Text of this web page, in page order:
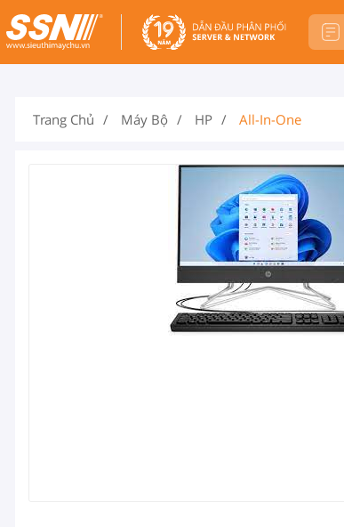
Trang Chủ Máy Bộ HP All-In-One